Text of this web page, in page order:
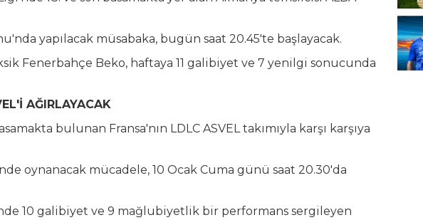
yapılacak müsabaka, bugün saat 20.45'te başlayacak.
Fenerbahçe Beko, haftaya 11 galibiyet ve 7 yenilgi sonucunda
AĞIRLAYACAK
bulunan Fransa'nın LDLC ASVEL takımıyla karşı karşıya
oynanacak mücadele, 10 Ocak Cuma günü saat 20.30'da
10 galibiyet ve 9 mağlubiyetlik bir performans sergileyen